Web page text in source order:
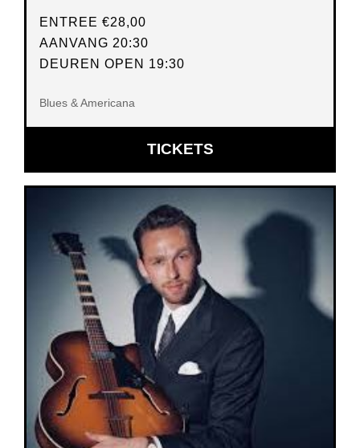
ENTREE €28,00
AANVANG 20:30
DEUREN OPEN 19:30
Blues & Americana
TICKETSOPENT
IN
VENSTER